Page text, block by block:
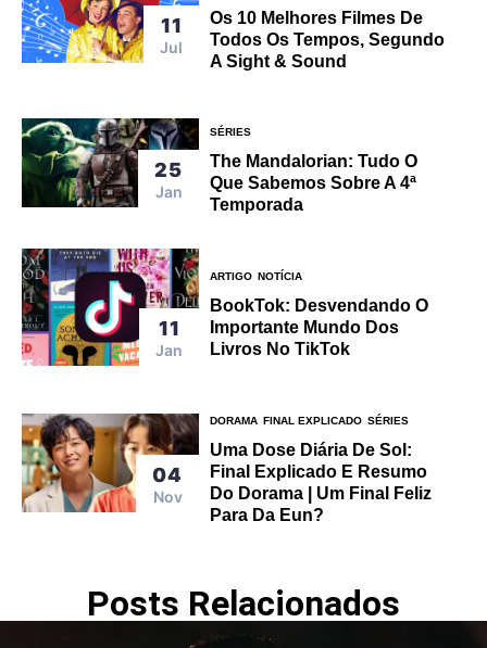
11
Jul
Os 10 Melhores Filmes De
Todos Os Tempos, Segundo
A Sight & Sound
25
Jan
SÉRIES
The Mandalorian: Tudo O
Que Sabemos Sobre A 4ª
Temporada
11
Jan
ARTIGO NOTÍCIA
BookTok: Desvendando O
Importante Mundo Dos
Livros No TikTok
04
Nov
DORAMA FINAL EXPLICADO SÉRIES
Uma Dose Diária De Sol:
Final Explicado E Resumo
Do Dorama | Um Final Feliz
Para Da Eun?
Posts Relacionados